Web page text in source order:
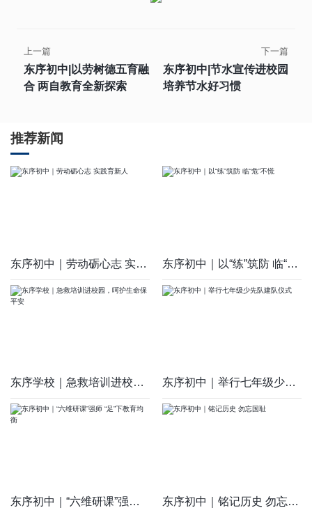
上一篇
东序初中|以劳树德五育融
合 两自教育全新探索
下一篇
东序初中|节水宣传进校园
培养节水好习惯
推荐新闻
东序初中｜劳动砺心志 实践育新人 东序初中｜以“练”筑防 临“危”不慌
东序学校｜急救培训进校园，呵护生命保平安 东序初中｜举行七年级少先队建队仪式
东序初中｜“六维研课”强师 “足”下教育均衡 东序初中｜铭记历史 勿忘国耻